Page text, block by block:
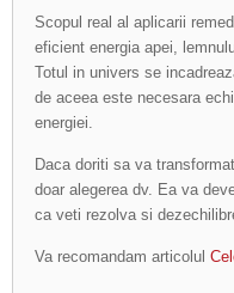
Scopul real al aplicarii
eficient energia apei,
Totul in univers se
de aceea este necesara
energiei.
Daca doriti sa va
doar alegerea dv. Ea va
ca veti rezolva si
Va recomandam articolul